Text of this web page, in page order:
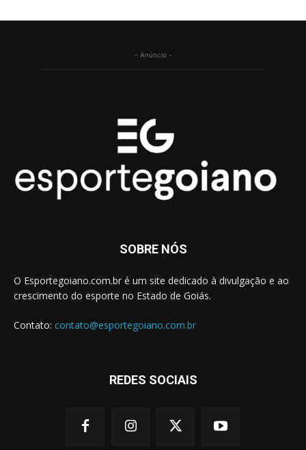
- Anúncio -
SOBRE NÓS
O Esportegoiano.com.br é um site dedicado à divulgação e ao
crescimento do esporte no Estado de Goiás.
Contato: contato@esportegoiano.com.br
REDES SOCIAIS